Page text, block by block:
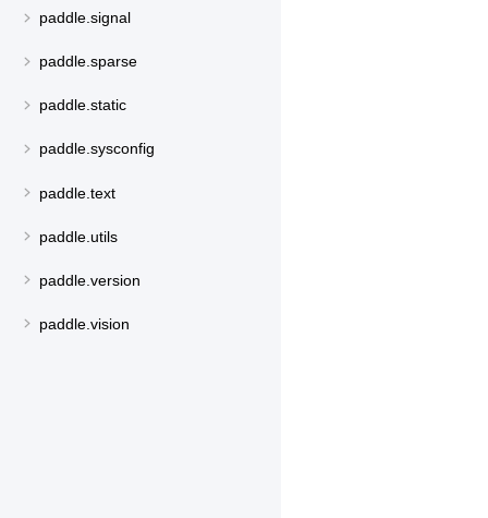
paddle.signal
paddle.sparse
paddle.static
paddle.sysconfig
paddle.text
paddle.utils
paddle.version
paddle.vision